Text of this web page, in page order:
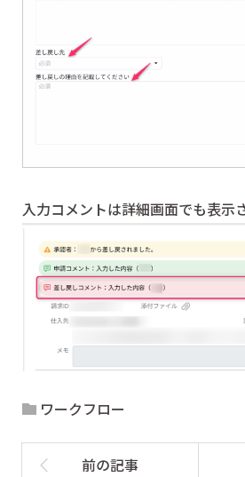
入力コメントは詳細画面でも表示
ワークフロー